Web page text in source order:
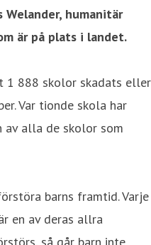
Welander, humanitär
är på plats i landet.
1 888 skolor skadats eller
Var tionde skola har
alla de skolor som
barns framtid. Varje
en av deras allra
så går barn inte